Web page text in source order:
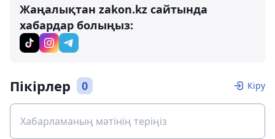
Жаңалықтан zakon.kz сайтында
хабардар болыңыз:
Пікірлер 0 Кіру